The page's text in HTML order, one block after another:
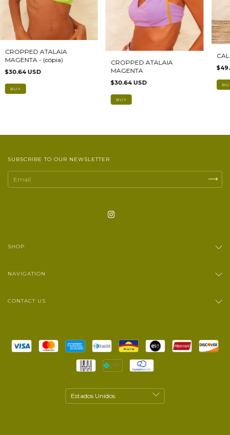
CROPPED ATALAIA
MAGENTA - (cópia)
$30.64 USD
CROPPED ATALAIA
MAGENTA
$30.64 USD
SUBSCRIBE TO OUR NEWSLETTER
SHOP
NAVIGATION
CONTACT US